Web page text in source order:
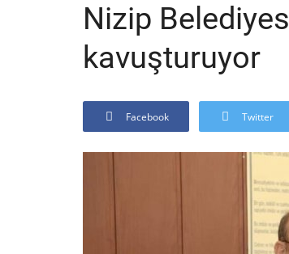
Nizip
kavuşturuyor
Facebook Twitter